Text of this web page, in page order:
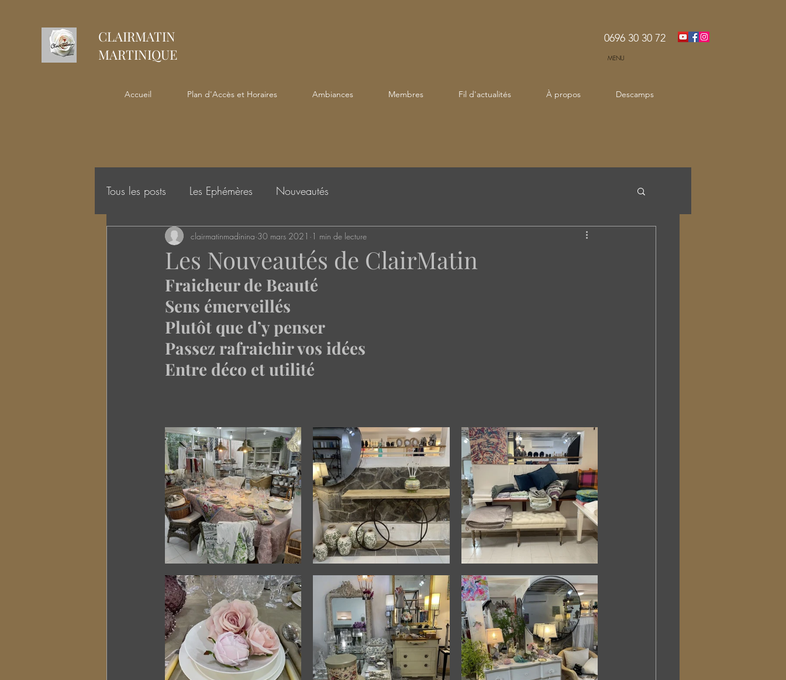
CLAIRMATIN
MARTINIQUE
0696 30 30 72
MENU
Accueil Plan d'Accès et Horaires Ambiances Membres Fil d'actualités À propos Descamps
Tous les posts Les Ephémères Nouveautés
Les Nouveautés de ClairMatin
clairmatinmadinina 30 mars 2021 1 min de lecture
Fraicheur de Beauté
Sens émerveillés
Plutôt que d’y penser
Passez rafraichir vos idées
Entre déco et utilité